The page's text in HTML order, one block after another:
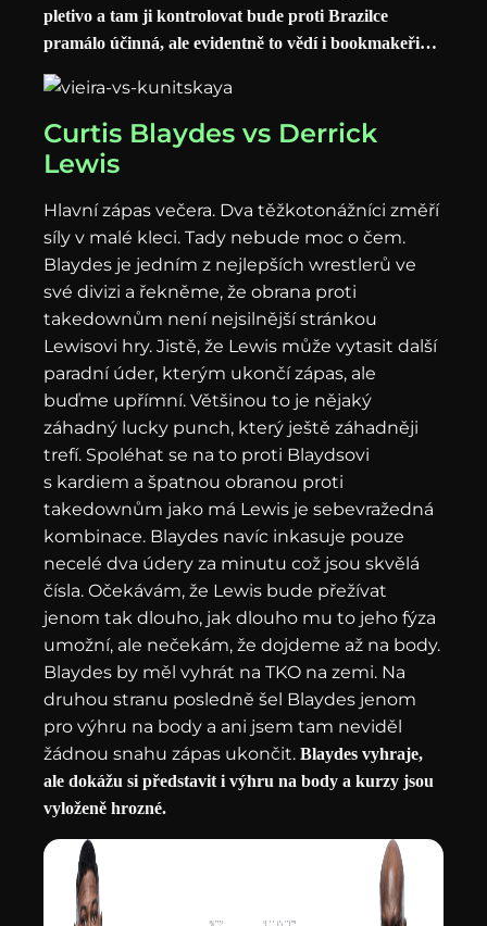
pletivo a tam ji kontrolovat bude proti Brazilce
pramálo účinná, ale evidentně to vědí i bookmakeři…
Curtis Blaydes vs Derrick
Lewis
Hlavní zápas večera. Dva těžkotonážníci změří
síly v malé kleci. Tady nebude moc o čem.
Blaydes je jedním z nejlepších wrestlerů ve
své divizi a řekněme, že obrana proti
takedownům není nejsilnější stránkou
Lewisovi hry. Jistě, že Lewis může vytasit další
paradní úder, kterým ukončí zápas, ale
buďme upřímní. Většinou to je nějaký
záhadný lucky punch, který ještě záhadněji
trefí. Spoléhat se na to proti Blaydsovi
s kardiem a špatnou obranou proti
takedownům jako má Lewis je sebevražedná
kombinace. Blaydes navíc inkasuje pouze
necelé dva údery za minutu což jsou skvělá
čísla. Očekávám, že Lewis bude přežívat
jenom tak dlouho, jak dlouho mu to jeho fýza
umožní, ale nečekám, že dojdeme až na body.
Blaydes by měl vyhrát na TKO na zemi. Na
druhou stranu posledně šel Blaydes jenom
pro výhru na body a ani jsem tam neviděl
žádnou snahu zápas ukončit. Blaydes vyhraje,
ale dokážu si představit i výhru na body a kurzy jsou
vyloženě hrozné.